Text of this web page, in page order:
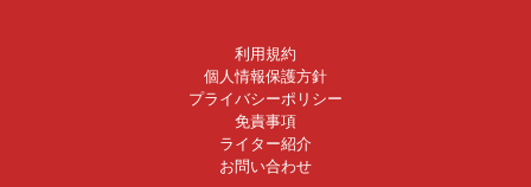
利用規約
個人情報保護方針
プライバシーポリシー
免責事項
ライター紹介
お問い合わせ